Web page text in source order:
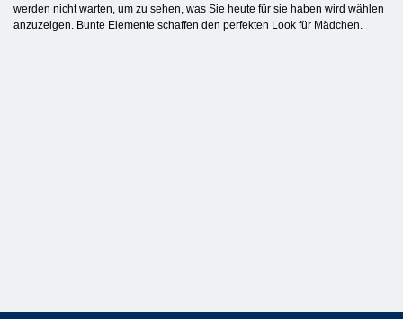
werden nicht warten, um zu sehen, was Sie heute für sie haben wird wählen
anzuzeigen. Bunte Elemente schaffen den perfekten Look für Mädchen.